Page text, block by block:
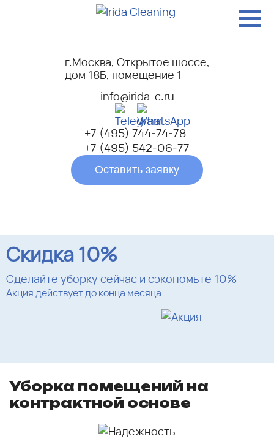
г.Москва, Открытое шоссе,
дом 18Б, помещение 1
info@irida-c.ru
+7 (495) 744-74-78
+7 (495) 542-06-77
Оставить заявку
Скидка 10%
Сделайте уборку сейчас и сэкономьте 10%
Акция действует до конца месяца
Уборка помещений на
контрактной основе